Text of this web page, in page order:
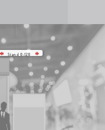
Stand 0-120